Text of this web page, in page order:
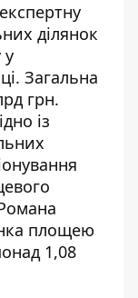
ділянок
у
Загальна
грн.
із
площею
1,08